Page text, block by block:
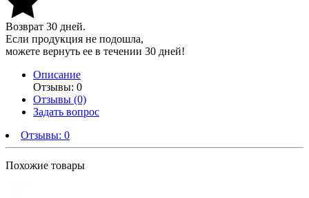
Возврат 30 дней.
Если продукция не подошла,
можете вернуть ее в течении 30 дней!
Описание
Отзывы: 0
Отзывы (0)
Задать вопрос
Отзывы: 0
Похожие товары